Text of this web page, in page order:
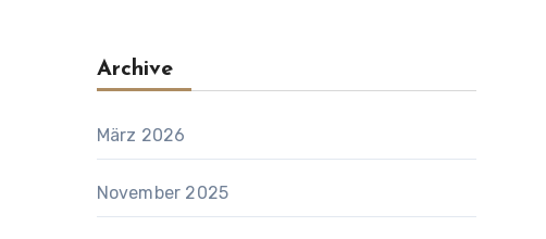
Archive
März 2026
November 2025